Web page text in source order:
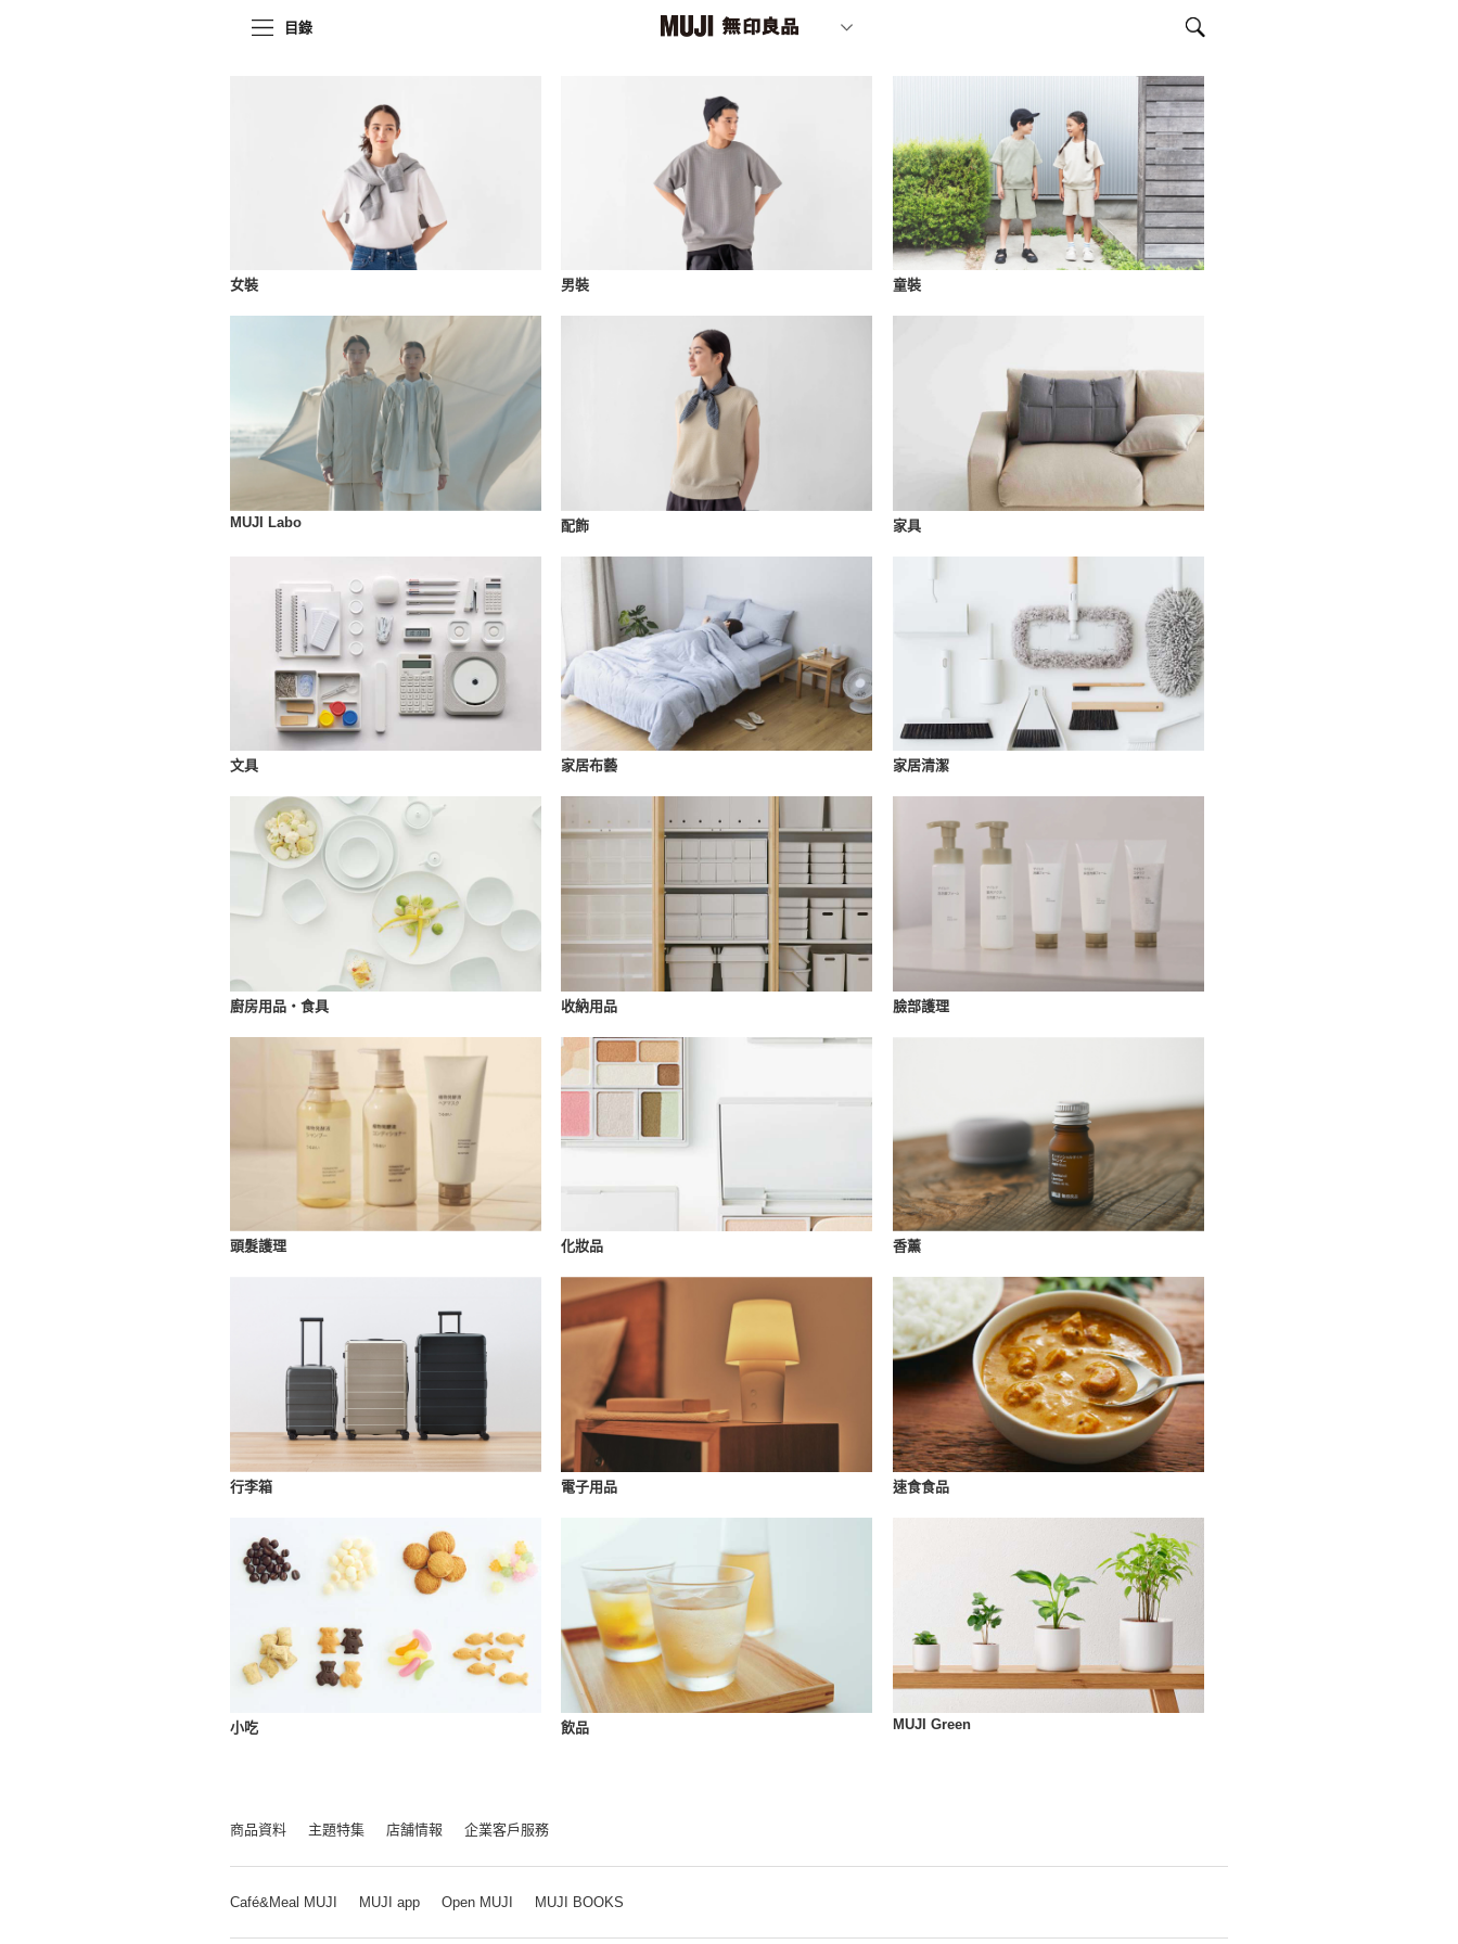
目錄
女裝 男裝 童裝
MUJI Labo 配飾 家具
文具 家居布藝 家居清潔
廚房用品・食具 收納用品 臉部護理
頭髮護理 化妝品 香薰
行李箱 電子用品 速食食品
小吃 飲品 MUJI Green
商品資料 主題特集 店舗情報 企業客戶服務
Café&Meal MUJI MUJI app Open MUJI MUJI BOOKS